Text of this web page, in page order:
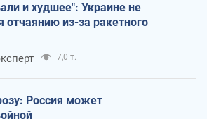
и худшее": Украине не
отчаянию из-за ракетного
7,0 т.
Россия может